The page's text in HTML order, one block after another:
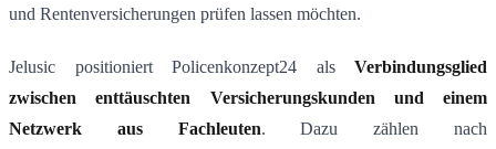
und Rentenversicherungen prüfen lassen möchten.
Jelusic positioniert Policenkonzept24 als Verbindungsglied
zwischen enttäuschten Versicherungskunden und einem
Netzwerk aus Fachleuten. Dazu zählen nach